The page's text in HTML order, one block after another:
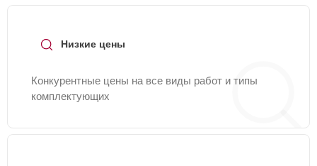
Низкие цены
Конкурентные цены на все виды работ и типы
комплектующих